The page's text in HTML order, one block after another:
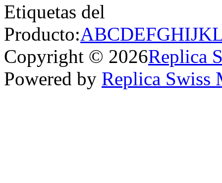
Etiquetas del
Producto:ABCDEFGHIJK
Copyright © 2026Replica
Powered by Replica Swiss